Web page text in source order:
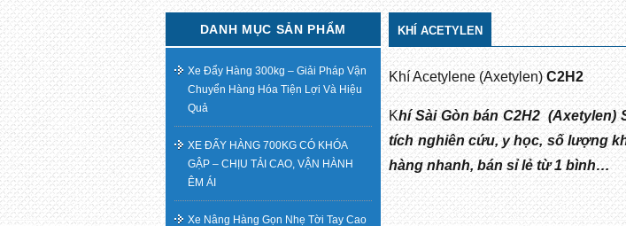
KHÍ ACETYLEN
Khí Acetylene (Axetylen)C2H2
Khí Sài Gòn bán C2H2
tích nghiên cứu, y học, số lượng
hàng nhanh, bán sỉ lẻ từ 1 bình…
DANH MỤC SẢN PHẨM
Xe Đẩy Hàng 300kg – Giải Pháp Vận
Chuyển Hàng Hóa Tiện Lợi Và Hiệu
Quả
XE ĐẨY HÀNG 700KG CÓ KHÓA
GẬP – CHỊU TẢI CAO, VẬN HÀNH
ÊM ÁI
Xe Nâng Hàng Gọn Nhẹ Tời Tay Cao